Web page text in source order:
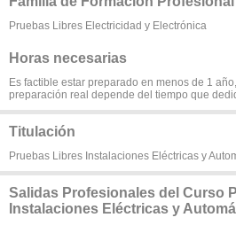
Pruebas Libres Electricidad y Electrónica
Horas necesarias
Es factible estar preparado en menos de 1
preparación real depende del tiempo que
Titulación
Pruebas Libres Instalaciones Eléctricas y
Salidas Profesionales del Curso
Instalaciones Eléctricas y